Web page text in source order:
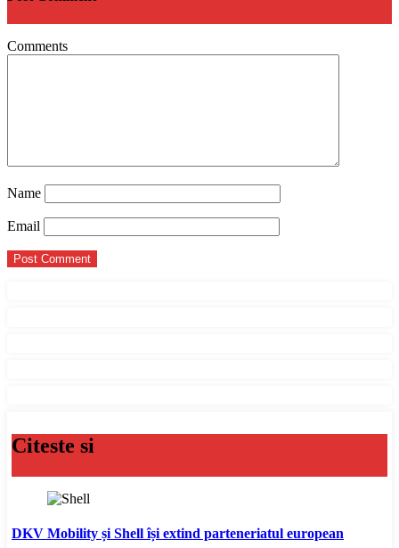
Comments
Name
Email
Citeste si
DKV Mobility și Shell își extind parteneriatul european